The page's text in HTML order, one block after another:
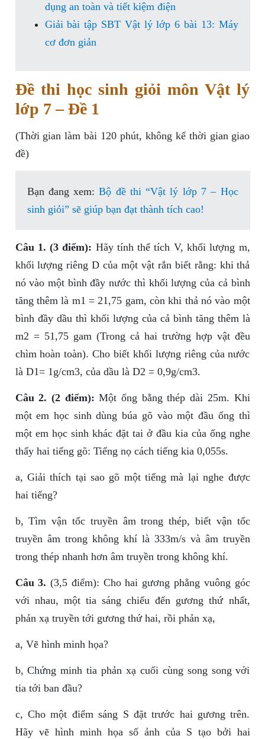
dụng an toàn và tiết kiệm điện
Giải bài tập SBT Vật lý lớp 6 bài 13: Máy
cơ đơn giản
Đề thi học sinh giỏi môn Vật lý
lớp 7 – Đề 1
(Thời gian làm bài 120 phút, không kể thời gian giao
đề)
Bạn đang xem:Bộ đề thi “Vật lý lớp 7 – Học
sinh giỏi” sẽ giúp bạn đạt thành tích cao!
Câu 1. (3 điểm): Hãy tính thể tích V, khối lượng m,
khối lượng riêng D của một vật rắn biết rằng: khi thả
nó vào một bình đầy nước thì khối lượng của cả bình
tăng thêm là m1 = 21,75 gam, còn khi thả nó vào một
bình đầy dầu thì khối lượng của cả bình tăng thêm là
m2 = 51,75 gam (Trong cả hai trường hợp vật đều
chìm hoàn toàn). Cho biết khối lượng riêng của nước
là D1= 1g/cm3, của dầu là D2 = 0,9g/cm3.
Câu 2. (2 điểm): Một ống bằng thép dài 25m. Khi
một em học sinh dùng búa gõ vào một đầu ống thì
một em học sinh khác đặt tai ở đầu kia của ống nghe
thấy hai tiếng gõ: Tiếng nọ cách tiếng kia 0,055s.
a, Giải thích tại sao gõ một tiếng mà lại nghe được
hai tiếng?
b, Tìm vận tốc truyền âm trong thép, biết vận tốc
truyền âm trong không khí là 333m/s và âm truyền
trong thép nhanh hơn âm truyền trong không khí.
Câu 3. (3,5 điểm): Cho hai gương phẳng vuông góc
với nhau, một tia sáng chiếu đến gương thứ nhất,
phản xạ truyền tới gương thứ hai, rồi phản xạ,
a, Vẽ hình minh họa?
b, Chứng minh tia phản xạ cuối cùng song song với
tia tới ban đầu?
c, Cho một điểm sáng S đặt trước hai gương trên.
Hãy vẽ hình minh họa số ảnh của S tạo bởi hai